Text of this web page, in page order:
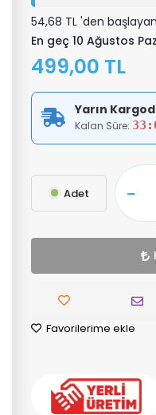
54,68 TL 'den
En geç 10 Ağustos
499,00 TL
Yarın
Kalan Süre:
Adet
Favorilerime ekle